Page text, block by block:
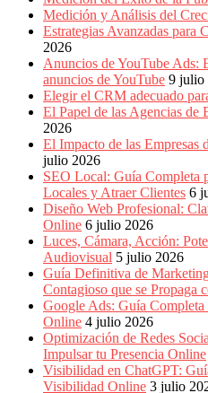
Periódicos
Producción
Gráfica
Colombia.
Medición y Análisis del
Estrategias Avanzadas para
2026
Anuncios de YouTube Ads:
anuncios de YouTube 9 julio
Elegir el CRM adecuado
El Papel de las Agencias de
2026
El Impacto de las Empresas
julio 2026
SEO Local: Guía Completa
Locales y Atraer Clientes 6
Diseño Web Profesional:
Online 6 julio 2026
Luces, Cámara, Acción:
Audiovisual 5 julio 2026
Guía Definitiva de
Contagioso que se Propaga
Google Ads: Guía Completa
Online 4 julio 2026
Optimización de Redes
Impulsar tu Presencia Online
Visibilidad en ChatGPT:
Visibilidad Online 3 julio